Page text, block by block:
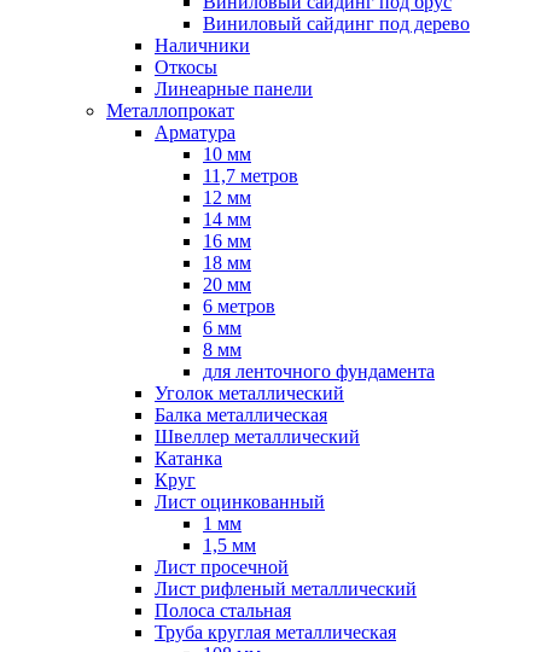
Виниловый сайдинг под дерево
Наличники
Откосы
Линеарные панели
Металлопрокат
Арматура
10 мм
11,7 метров
12 мм
14 мм
16 мм
18 мм
20 мм
6 метров
6 мм
8 мм
для ленточного фундамента
Уголок металлический
Балка металлическая
Швеллер металлический
Катанка
Круг
Лист оцинкованный
1 мм
1,5 мм
Лист просечной
Лист рифленый металлический
Полоса стальная
Труба круглая металлическая